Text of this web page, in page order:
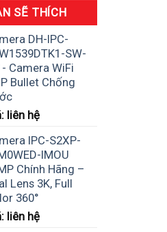
SẼ THÍCH
DH-IPC-
SW-
- Camera WiFi
Bullet Chống
liên hệ
IPC-S2XP-
IMOU
Chính Hãng –
Lens 3K, Full
360°
liên hệ